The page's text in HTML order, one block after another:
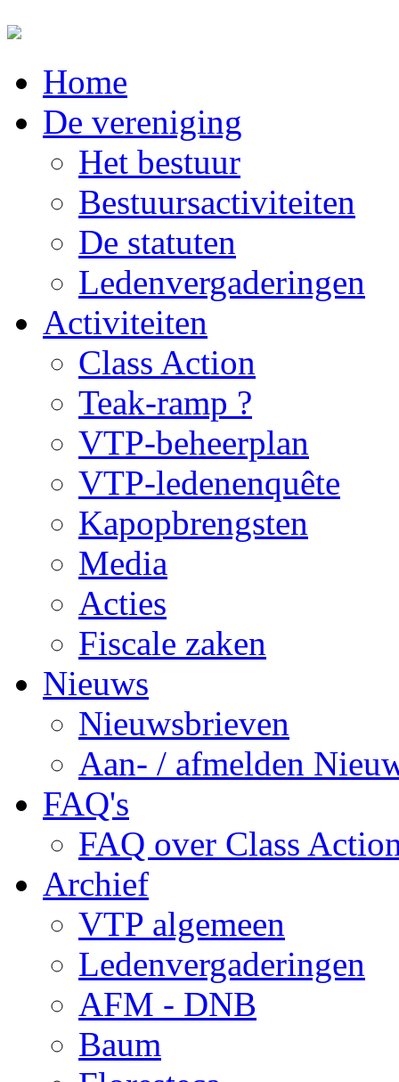
Home
De vereniging
Het bestuur
Bestuursactiviteiten
De statuten
Ledenvergaderingen
Activiteiten
Class Action
Teak-ramp ?
VTP-beheerplan
VTP-ledenenquête
Kapopbrengsten
Media
Acties
Fiscale zaken
Nieuws
Nieuwsbrieven
Aan- / afmelden
FAQ's
FAQ over Class
Archief
VTP algemeen
Ledenvergaderingen
AFM - DNB
Baum